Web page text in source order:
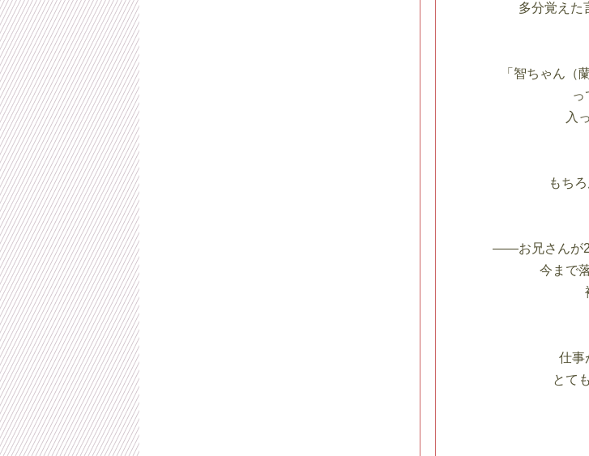
多分覚えた
「智ちゃん（
っ
入
もち
――お兄さんが
今まで
仕事
とて